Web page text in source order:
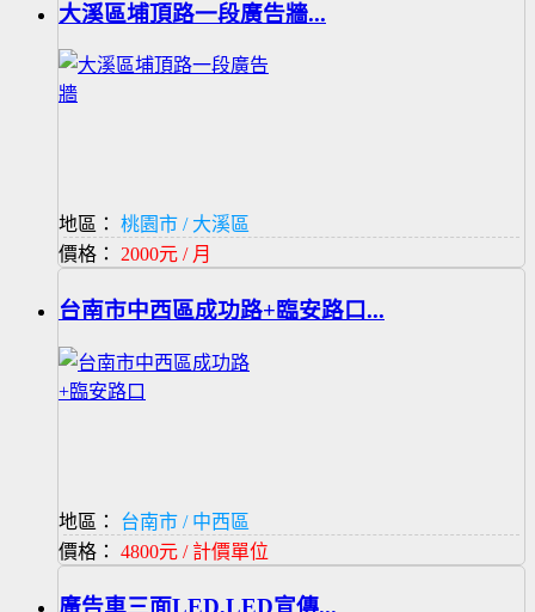
大溪區埔頂路一段廣告牆...
地區：
桃園市 / 大溪區
價格： 2000元 / 月
台南市中西區成功路+臨安路口...
地區：
台南市 / 中西區
價格： 4800元 / 計價單位